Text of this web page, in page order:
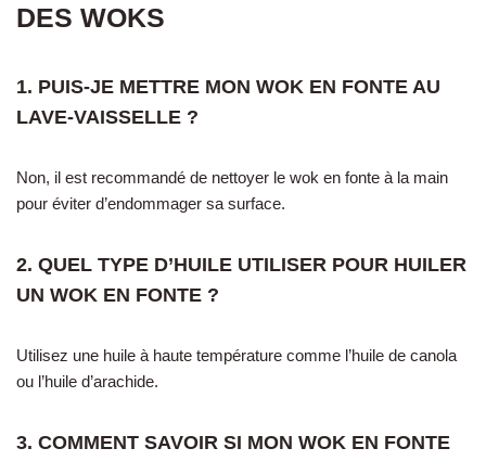
DES WOKS
1. PUIS-JE METTRE MON WOK EN FONTE AU
LAVE-VAISSELLE ?
Non, il est recommandé de nettoyer le wok en fonte à la main
pour éviter d’endommager sa surface.
2. QUEL TYPE D’HUILE UTILISER POUR HUILER
UN WOK EN FONTE ?
Utilisez une huile à haute température comme l’huile de canola
ou l’huile d’arachide.
3. COMMENT SAVOIR SI MON WOK EN FONTE